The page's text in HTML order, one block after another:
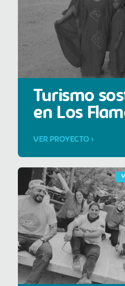
Turismo
en Los
VER PROYECTO >